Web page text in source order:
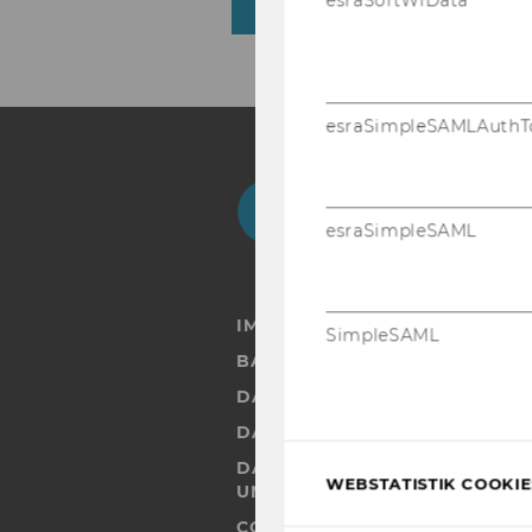
ZURÜCK ZUR ÜBERSICHT
IMPRESSUM
DATENSCHUTZERKLÄRUNG
DATENSCHUTZERKLÄRUNG
DATENSCHUTZERKLÄRUNG
UND STUDIERENDE
COOKIE EINSTELLUNGEN
esraSimpleSAML
SimpleSAML
WEBSTATISTIK